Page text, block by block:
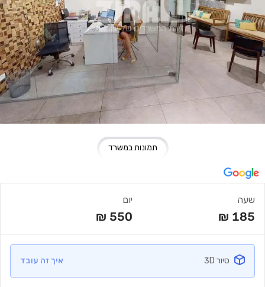
תמונות במשרד
שעה
185
₪
יום
550
₪
סיור 3D איך זה עובד